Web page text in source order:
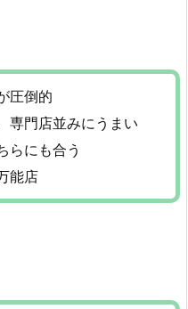
圧倒的
専門店並みにうまい
らにも合う
能店